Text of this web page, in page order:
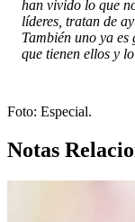
han vivido lo que
líderes, tratan de
También uno ya
que tienen ellos y
Foto: Especial.
Notas